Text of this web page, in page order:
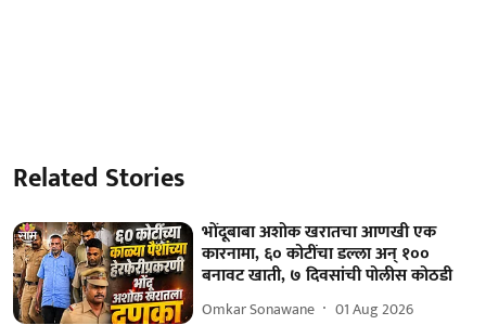
Related Stories
भोंदूबाबा अशोक खरातचा आणखी एक
कारनामा, ६० कोटींचा डल्ला अन् १००
बनावट खाती, ७ दिवसांची पोलीस कोठडी
Omkar Sonawane 01 Aug 2026